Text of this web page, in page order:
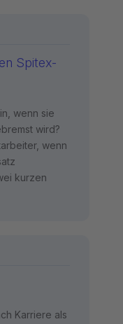
Spitex-
wenn sie
wird?
wenn
kurzen
Karriere als